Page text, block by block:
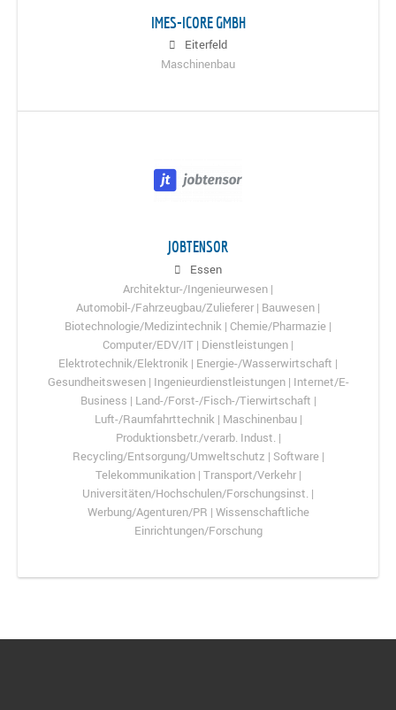
IMES-ICORE GMBH
Eiterfeld
Maschinenbau
JOBTENSOR
Essen
Architektur-/Ingenieurwesen |
Automobil-/Fahrzeugbau/Zulieferer | Bauwesen |
Biotechnologie/Medizintechnik | Chemie/Pharmazie |
Computer/EDV/IT | Dienstleistungen |
Elektrotechnik/Elektronik | Energie-/Wasserwirtschaft |
Gesundheitswesen | Ingenieurdienstleistungen | Internet/E-
Business | Land-/Forst-/Fisch-/Tierwirtschaft |
Luft-/Raumfahrttechnik | Maschinenbau |
Produktionsbetr./verarb. Indust. |
Recycling/Entsorgung/Umweltschutz | Software |
Telekommunikation | Transport/Verkehr |
Universitäten/Hochschulen/Forschungsinst. |
Werbung/Agenturen/PR | Wissenschaftliche
Einrichtungen/Forschung